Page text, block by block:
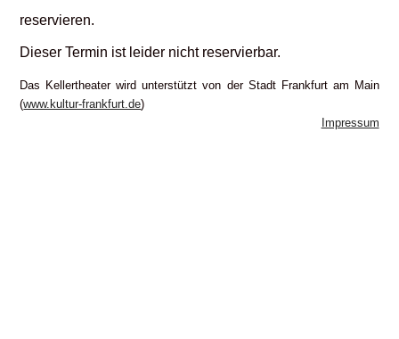
reservieren.
Dieser Termin ist leider nicht reservierbar.
Das Kellertheater wird unterstützt von der Stadt Frankfurt am Main
(www.kultur-frankfurt.de)
Impressum